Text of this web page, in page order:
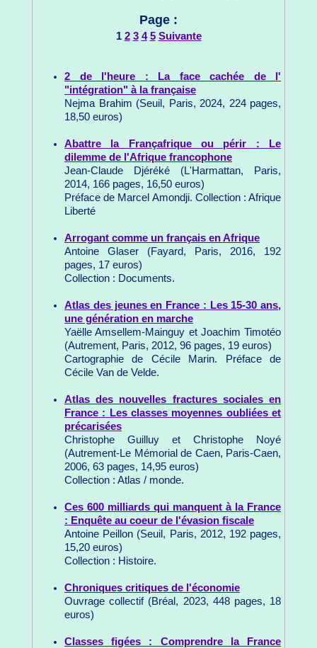
Page :
1 2 3 4 5 Suivante
2 de l'heure : La face cachée de l'
"intégration" à la française
Nejma Brahim (Seuil, Paris, 2024, 224 pages,
18,50 euros)
Abattre la Françafrique ou périr : Le
dilemme de l'Afrique francophone
Jean-Claude Djéréké (L'Harmattan, Paris,
2014, 166 pages, 16,50 euros)
Préface de Marcel Amondji. Collection : Afrique
Liberté
Arrogant comme un français en Afrique
Antoine Glaser (Fayard, Paris, 2016, 192
pages, 17 euros)
Collection : Documents.
Atlas des jeunes en France : Les 15-30 ans,
une génération en marche
Yaëlle Amsellem-Mainguy et Joachim Timotéo
(Autrement, Paris, 2012, 96 pages, 19 euros)
Cartographie de Cécile Marin. Préface de
Cécile Van de Velde.
Atlas des nouvelles fractures sociales en
France : Les classes moyennes oubliées et
précarisées
Christophe Guilluy et Christophe Noyé
(Autrement-Le Mémorial de Caen, Paris-Caen,
2006, 63 pages, 14,95 euros)
Collection : Atlas / monde.
Ces 600 milliards qui manquent à la France
: Enquête au coeur de l'évasion fiscale
Antoine Peillon (Seuil, Paris, 2012, 192 pages,
15,20 euros)
Collection : Histoire.
Chroniques critiques de l'économie
Ouvrage collectif (Bréal, 2023, 448 pages, 18
euros)
Classes figées : Comprendre la France